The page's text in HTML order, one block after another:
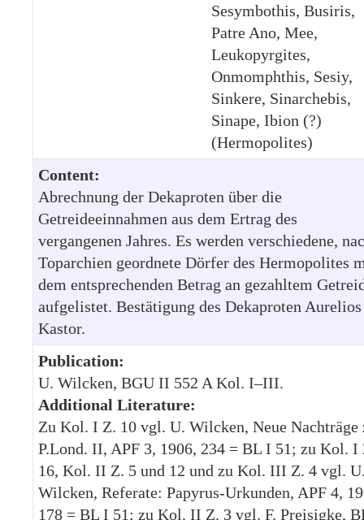
Sesymbothis, Busiris,
Patre Ano, Mee,
Leukopyrgites,
Onmomphthis, Sesiy,
Sinkere, Sinarchebis,
Sinape, Ibion (?)
(Hermopolites)
Content:
Abrechnung der Dekaproten über die
Getreideeinnahmen aus dem Ertrag des
vergangenen Jahres. Es werden verschiedene,
Toparchien geordnete Dörfer des Hermopolites
dem entsprechenden Betrag an gezahltem
aufgelistet. Bestätigung des Dekaproten Aurelios
Kastor.
Publication:
U. Wilcken, BGU II 552 A Kol. I–III.
Additional Literature:
Zu Kol. I Z. 10 vgl. U. Wilcken, Neue Nachträge
P.Lond. II, APF 3, 1906, 234 = BL I 51; zu Kol. I
16, Kol. II Z. 5 und 12 und zu Kol. III Z. 4 vgl.
Wilcken, Referate: Papyrus-Urkunden, APF 4,
178 = BL I 51; zu Kol. II Z. 3 vgl. F. Preisigke,